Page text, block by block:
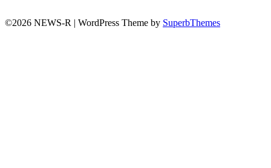
©2026 NEWS-R | WordPress Theme by SuperbThemes